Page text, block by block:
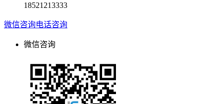
18521213333
微信咨询电话咨询
微信咨询